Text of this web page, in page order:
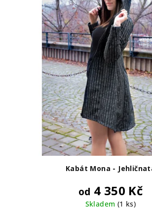
Kabát Mona -
od 4 350 Kč
Skladem (1 ks)